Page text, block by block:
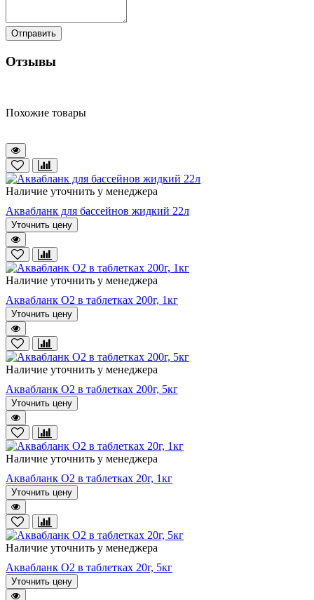
Отправить
Отзывы
Похожие товары
Наличие уточнить у менеджера
Аквабланк для бассейнов жидкий 22л
Уточнить цену
Наличие уточнить у менеджера
Аквабланк О2 в таблетках 200г, 1кг
Уточнить цену
Наличие уточнить у менеджера
Аквабланк О2 в таблетках 200г, 5кг
Уточнить цену
Наличие уточнить у менеджера
Аквабланк О2 в таблетках 20г, 1кг
Уточнить цену
Наличие уточнить у менеджера
Аквабланк О2 в таблетках 20г, 5кг
Уточнить цену